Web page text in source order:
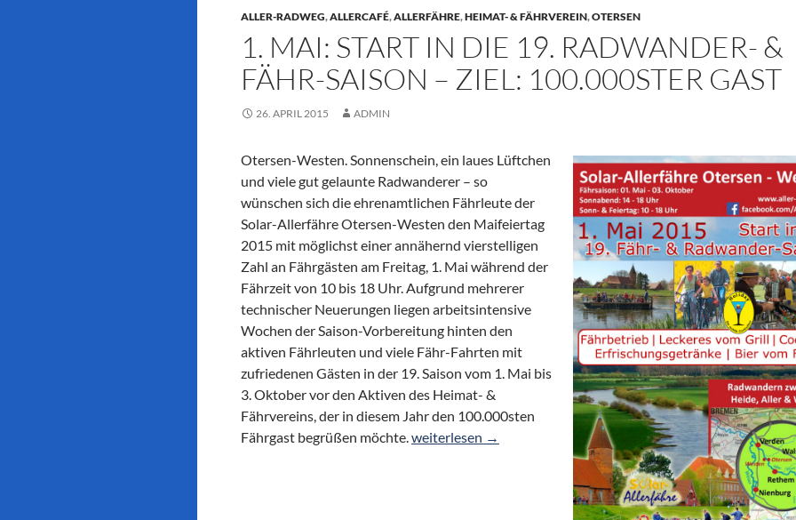
ALLER-RADWEG,ALLERCAFÉ,ALLERFÄHRE,HEIMAT- & FÄHRVEREIN,OTERSEN
1. MAI: START IN DIE 19. RADWANDER- &
FÄHR-SAISON – ZIEL: 100.000STER GAST
26. APRIL 2015 ADMIN
Otersen-Westen. Sonnenschein, ein laues Lüftchen
und viele gut gelaunte Radwanderer – so
wünschen sich die ehrenamtlichen Fährleute der
Solar-Allerfähre Otersen-Westen den Maifeiertag
2015 mit möglichst einer annähernd vierstelligen
Zahl an Fährgästen am Freitag, 1. Mai während der
Fährzeit von 10 bis 18 Uhr. Aufgrund mehrerer
technischer Neuerungen liegen arbeitsintensive
Wochen der Saison-Vorbereitung hinten den
aktiven Fährleuten und viele Fähr-Fahrten mit
zufriedenen Gästen in der 19. Saison vom 1. Mai bis
3. Oktober vor den Aktiven des Heimat- &
Fährvereins, der in diesem Jahr den 100.000sten
Fährgast begrüßen möchte. 1. Mai: Start in die 19. Radwander- & Fähr-Saison – Ziel:
weiterlesen →